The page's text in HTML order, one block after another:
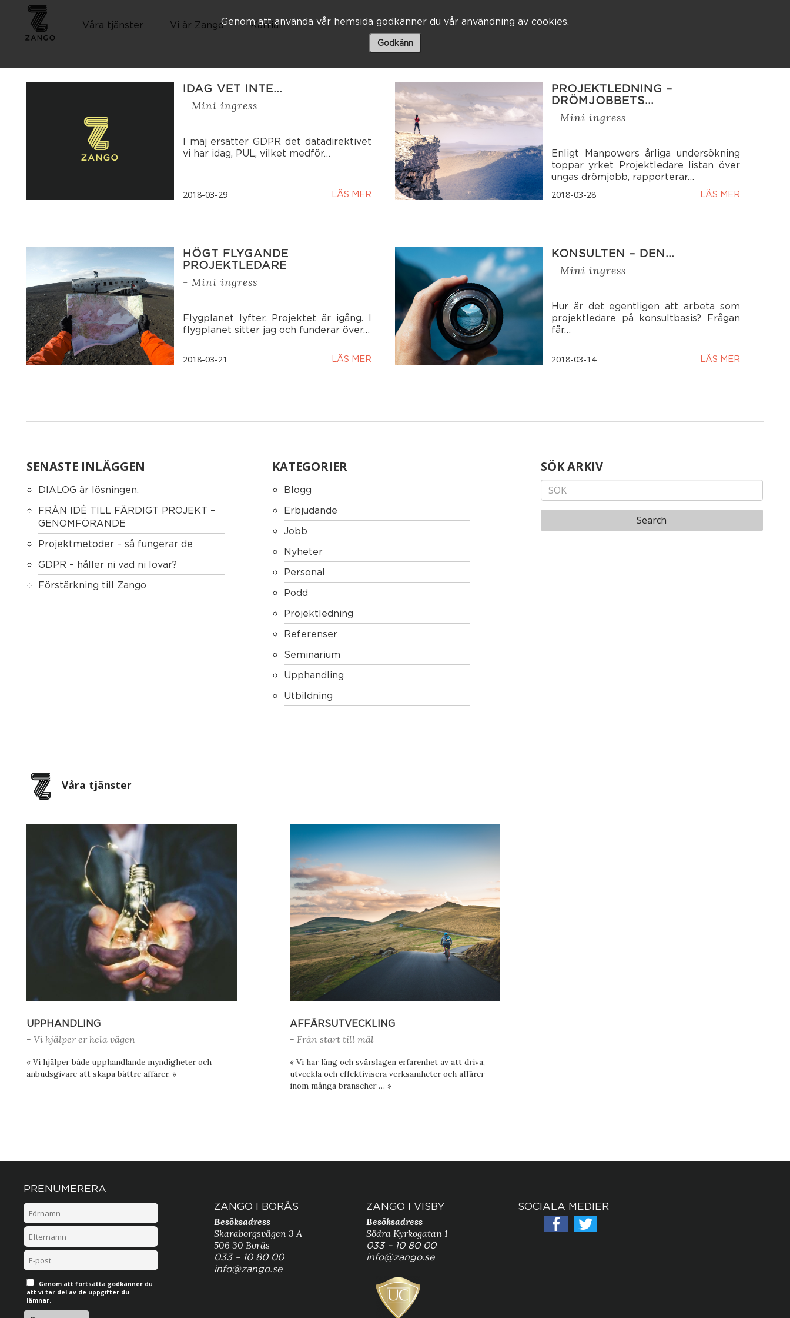
Genom att använda vår hemsida godkänner du vår användning av cookies.
Godkänn
506 30 Borås
info@zango.se
Södra Kyrkogatan 1
033 – 10 80 00
info@zango.se
Våra tjänster Vi är Zango Karriär
IDAG VET INTE…
- Mini ingress
I maj ersätter GDPR det datadirektivet
vi har idag, PUL, vilket medför…
2018-03-29 LÄS MER
PROJEKTLEDNING –
DRÖMJOBBETS…
- Mini ingress
Enligt Manpowers årliga undersökning
toppar yrket Projektledare listan över
ungas drömjobb, rapporterar…
2018-03-28 LÄS MER
HÖGT FLYGANDE
PROJEKTLEDARE
- Mini ingress
Flygplanet lyfter. Projektet är igång. I
flygplanet sitter jag och funderar över…
2018-03-21 LÄS MER
KONSULTEN – DEN…
- Mini ingress
Hur är det egentligen att arbeta som
projektledare på konsultbasis? Frågan
får…
2018-03-14 LÄS MER
SENASTE INLÄGGEN
DIALOG är lösningen.
FRÅN IDÈ TILL FÄRDIGT PROJEKT –
GENOMFÖRANDE
Projektmetoder – så fungerar de
GDPR – håller ni vad ni lovar?
Förstärkning till Zango
KATEGORIER
Blogg
Erbjudande
Jobb
Nyheter
Personal
Podd
Projektledning
Referenser
Seminarium
Upphandling
Utbildning
SÖK ARKIV
Search
Våra tjänster
UPPHANDLING
- Vi hjälper er hela vägen
« Vi hjälper både upphandlande myndigheter och
anbudsgivare att skapa bättre affärer. »
AFFÄRSUTVECKLING
- Från start till mål
« Vi har lång och svårslagen erfarenhet av att driva,
utveckla och effektivisera verksamheter och affärer
inom många branscher … »
PRENUMERERA
Genom att fortsätta godkänner du
att vi tar del av de uppgifter du
lämnar.
ZANGO I BORÅS
Besöksadress
Skaraborgsvägen 3 A
506 30 Borås
033 – 10 80 00
info@zango.se
ZANGO I VISBY
Besöksadress
Södra Kyrkogatan 1
033 – 10 80 00
info@zango.se
SOCIALA MEDIER